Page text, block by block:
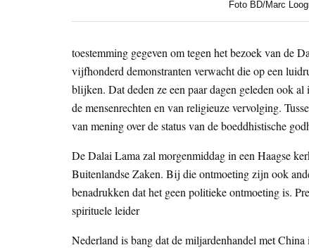
Foto BD/Marc
toestemming gegeven om tegen het bezoek van de
vijfhonderd demonstranten verwacht die op een
blijken. Dat deden ze een paar dagen geleden ook
de mensenrechten en van religieuze vervolging.
van mening over de status van de boeddhistische
De Dalai Lama zal morgenmiddag in een Haagse
Buitenlandse Zaken. Bij die ontmoeting zijn ook
benadrukken dat het geen politieke ontmoeting is.
spirituele leider
Nederland is bang dat de miljardenhandel met